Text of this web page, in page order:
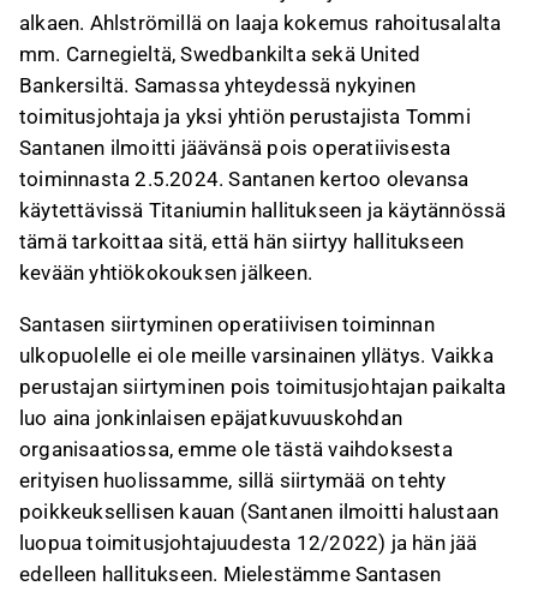
alkaen. Ahlströmillä on laaja kokemus rahoitusalalta
mm. Carnegieltä, Swedbankilta sekä United
Bankersiltä. Samassa yhteydessä nykyinen
toimitusjohtaja ja yksi yhtiön perustajista Tommi
Santanen ilmoitti jäävänsä pois operatiivisesta
toiminnasta 2.5.2024. Santanen kertoo olevansa
käytettävissä Titaniumin hallitukseen ja käytännössä
tämä tarkoittaa sitä, että hän siirtyy hallitukseen
kevään yhtiökokouksen jälkeen.
Santasen siirtyminen operatiivisen toiminnan
ulkopuolelle ei ole meille varsinainen yllätys. Vaikka
perustajan siirtyminen pois toimitusjohtajan paikalta
luo aina jonkinlaisen epäjatkuvuuskohdan
organisaatiossa, emme ole tästä vaihdoksesta
erityisen huolissamme, sillä siirtymää on tehty
poikkeuksellisen kauan (Santanen ilmoitti halustaan
luopua toimitusjohtajuudesta 12/2022) ja hän jää
edelleen hallitukseen. Mielestämme Santasen